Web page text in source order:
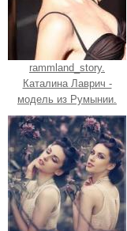
rammland_story.
Каталина Лаврич -
модель из Румынии.